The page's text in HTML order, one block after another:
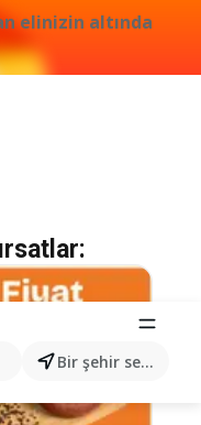
elinizin altında
arayın... Bir şehir seçin